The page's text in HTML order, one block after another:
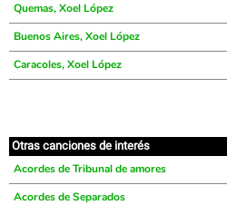
Quemas, Xoel López
Buenos Aires, Xoel López
Caracoles, Xoel López
Otras canciones de interés
Acordes de Tribunal de amores
Acordes de Separados